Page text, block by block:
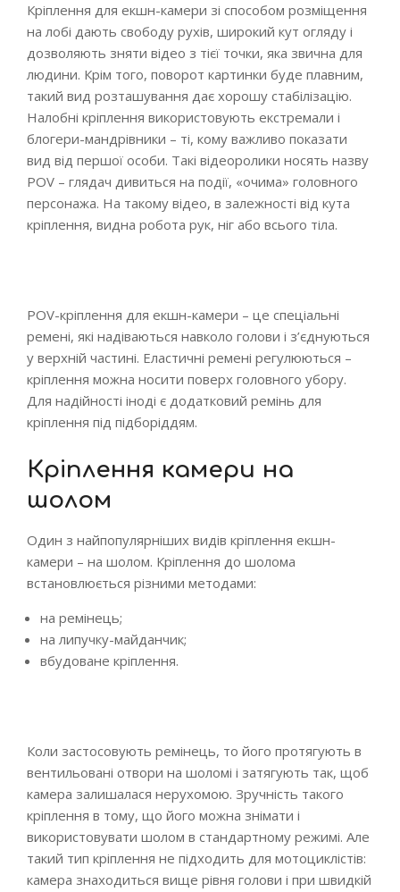
Кріплення для екшн-камери зі способом розміщення
на лобі дають свободу рухів, широкий кут огляду і
дозволяють зняти відео з тієї точки, яка звична для
людини. Крім того, поворот картинки буде плавним,
такий вид розташування дає хорошу стабілізацію.
Налобні кріплення використовують екстремали і
блогери-мандрівники – ті, кому важливо показати
вид від першої особи. Такі відеоролики носять назву
POV – глядач дивиться на події, «очима» головного
персонажа. На такому відео, в залежності від кута
кріплення, видна робота рук, ніг або всього тіла.
POV-кріплення для екшн-камери – це спеціальні
ремені, які надіваються навколо голови і з’єднуються
у верхній частині. Еластичні ремені регулюються –
кріплення можна носити поверх головного убору.
Для надійності іноді є додатковий ремінь для
кріплення під підборіддям.
Кріплення камери на
шолом
Один з найпопулярніших видів кріплення екшн-
камери – на шолом. Кріплення до шолома
встановлюється різними методами:
на ремінець;
на липучку-майданчик;
вбудоване кріплення.
Коли застосовують ремінець, то його протягують в
вентильовані отвори на шоломі і затягують так, щоб
камера залишалася нерухомою. Зручність такого
кріплення в тому, що його можна знімати і
використовувати шолом в стандартному режимі. Але
такий тип кріплення не підходить для мотоциклістів:
камера знаходиться вище рівня голови і при швидкій